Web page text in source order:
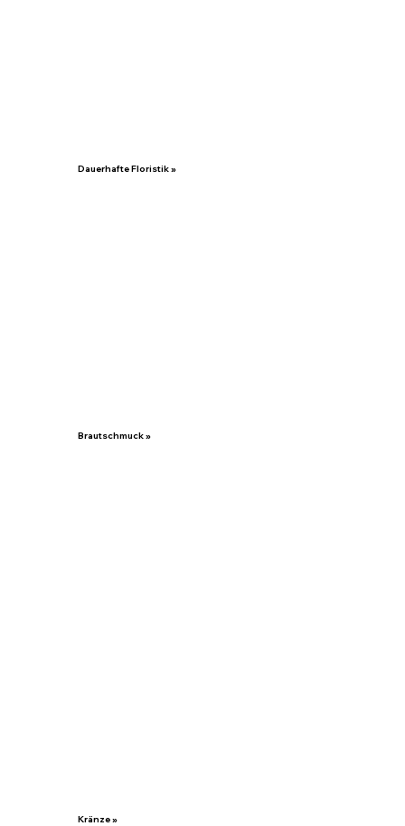
Brautschmuck »
Dauerhafte Floristik »
Kränze »